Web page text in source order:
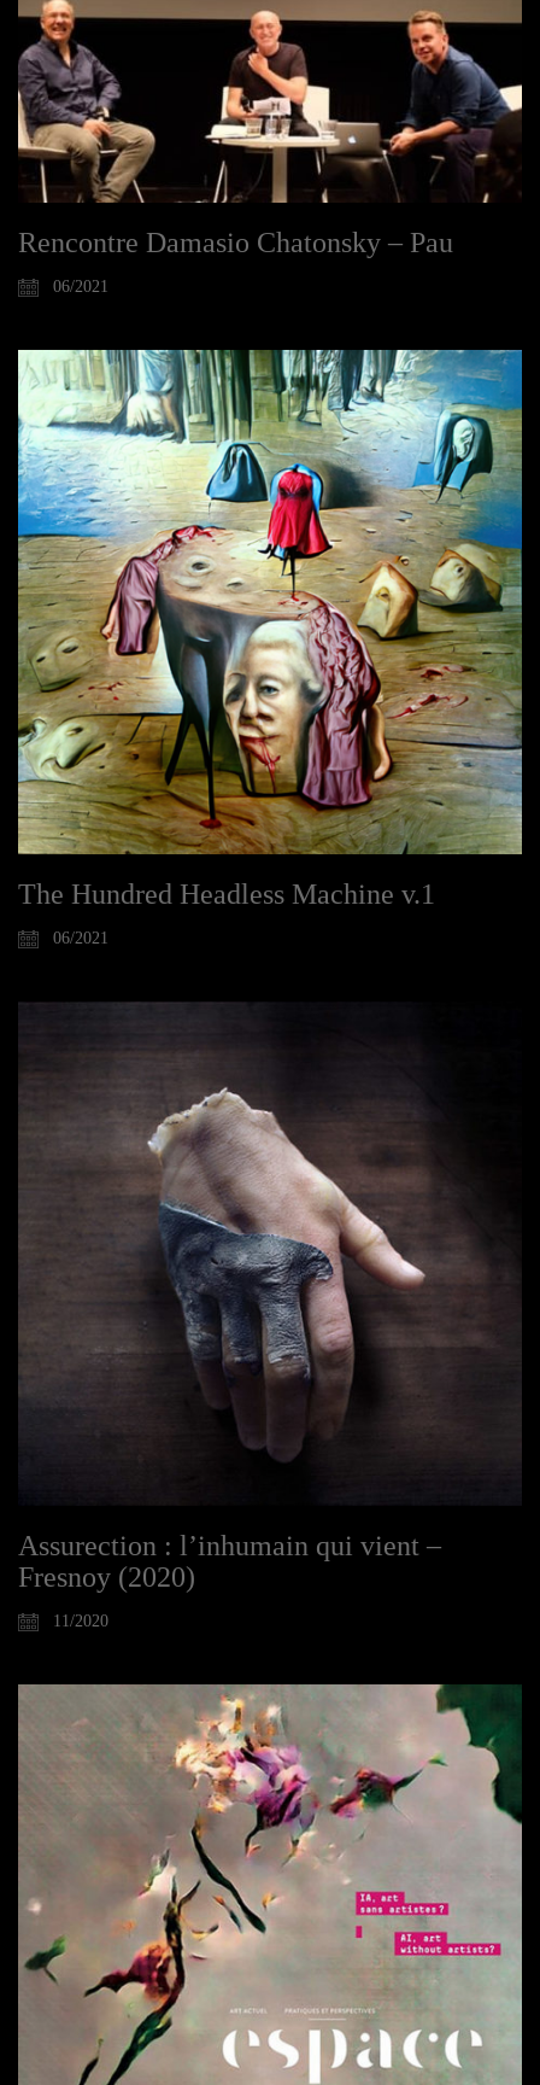
Rencontre Damasio Chatonsky – Pau
06/2021
The Hundred Headless Machine v.1
06/2021
Assurection : l’inhumain qui vient –
Fresnoy (2020)
11/2020